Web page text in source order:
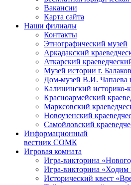
Вакансии
Карта сайта
Наши филиалы
Контакты
Этнографический музей
Аркадакский
Аткарский
Музей истории г.
Дом-музей В.И. Чапаева
Калининский историко-
Красноармейский
Марксовский
Новоузенский
Самойловский
Информационный
вестник СОМК
Игровая комната
Игра-викторина
Игра-викторина
Исторический квест